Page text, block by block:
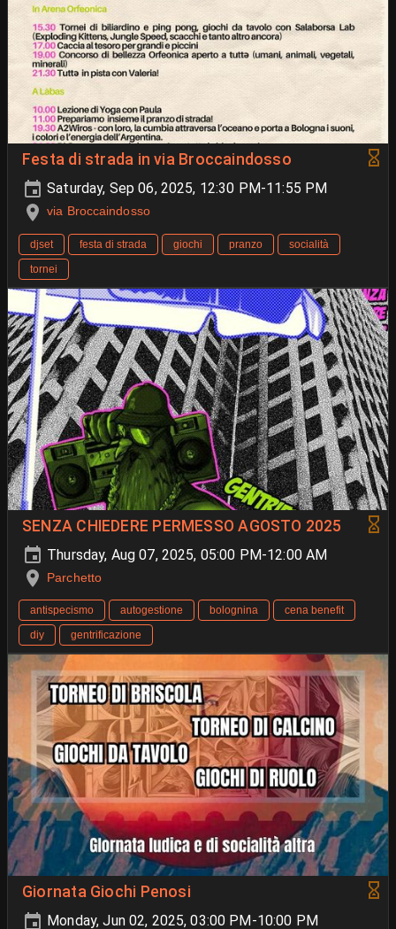
Festa di strada in via Broccaindosso
Saturday, Sep 06, 2025, 12:30 PM-11:55 PM
via Broccaindosso
djset festa di strada giochi pranzo
socialità
tornei
SENZA CHIEDERE PERMESSO AGOSTO 2025
Thursday, Aug 07, 2025, 05:00 PM-12:00 AM
Parchetto
antispecismo autogestione bolognina
cena benefit
diy
gentrificazione
Giornata Giochi Penosi
Monday, Jun 02, 2025, 03:00 PM-10:00 PM